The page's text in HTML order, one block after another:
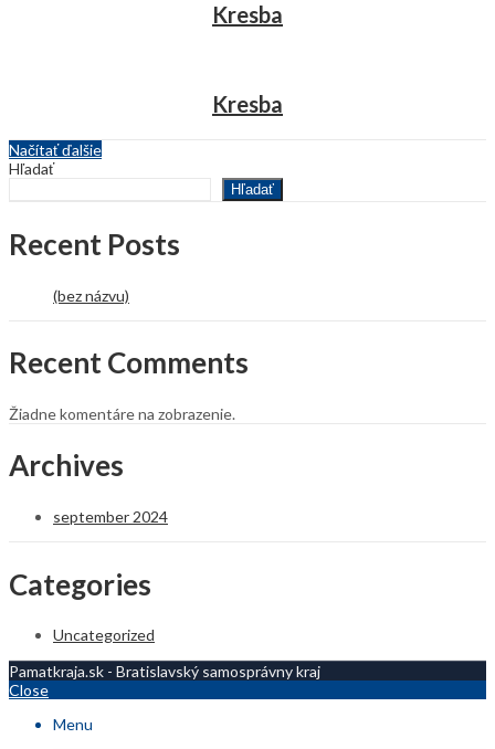
Kresba
Kresba
Načítať ďalšie
Hľadať
Hľadať
Recent Posts
(bez názvu)
Recent Comments
Žiadne komentáre na zobrazenie.
Archives
september 2024
Categories
Uncategorized
Pamatkraja.sk - Bratislavský samosprávny kraj
Close
Menu